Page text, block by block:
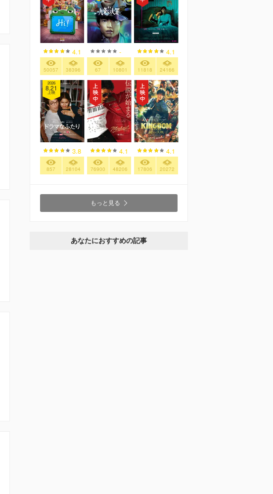
4.1
50057 38396
-
67 10801
4.1
11818 24166
2026
8.21
上映
3.8
857 28104
4.1
76900 48206
4.1
17806 20272
もっと見る
あなたにおすすめの記事